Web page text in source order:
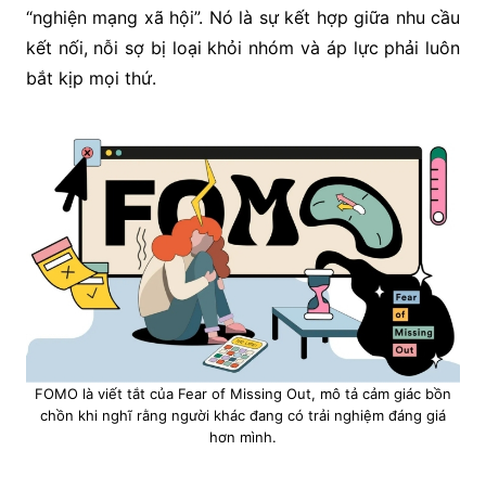
“nghiện mạng xã hội”. Nó là sự kết hợp giữa nhu cầu
kết nối, nỗi sợ bị loại khỏi nhóm và áp lực phải luôn
bắt kịp mọi thứ.
FOMO là viết tắt của Fear of Missing Out, mô tả cảm giác bồn
chồn khi nghĩ rằng người khác đang có trải nghiệm đáng giá
hơn mình.